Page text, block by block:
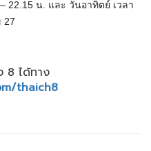
22.15 น. และ วันอาทิตย์ เวลา
27
8 ได้ทาง
thaich8